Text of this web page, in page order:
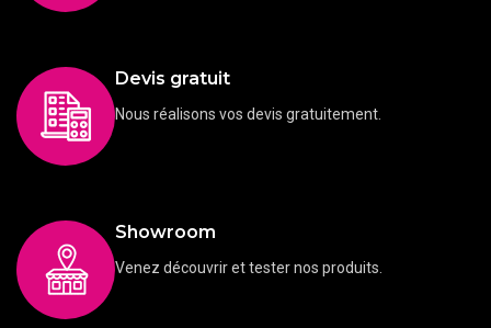
Devis gratuit
Nous réalisons vos devis gratuitement.
Showroom
Venez découvrir et tester nos produits.